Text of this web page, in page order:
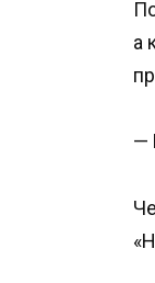
а
—